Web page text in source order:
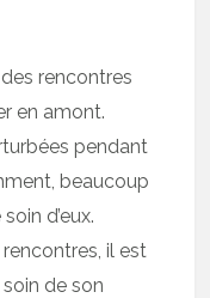
rencontres
en amont.
pendant
beaucoup
d’eux.
il est
de son